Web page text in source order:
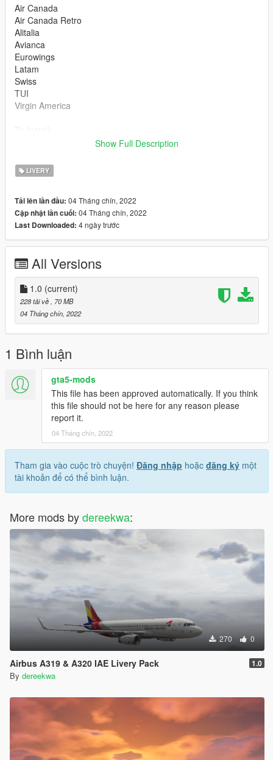
Air Canada
Air Canada Retro
Alitalia
Avianca
Eurowings
Latam
Swiss
TUI
Virgin America
Rename a319_sign_(airline).png to a320v2_sign_(number
an existing livery using OpenIV.
https://www.gta5-mods.com/vehicles/airbus-a319-111-a319neo
Show Full Description
LIVERY
Tải lên lần đầu: 04 Tháng chín, 2022
Cập nhật lần cuối: 04 Tháng chín, 2022
Last Downloaded: 4 ngày trước
All Versions
1.0 (current)
228 tải về
, 70 MB
04 Tháng chín, 2022
1 Bình luận
gta5-mods
This file has been approved automatically. If you think
this file should not be here for any reason please
report it.
04 Tháng chín, 2022
Tham gia vào cuộc trò chuyện! Đăng nhập hoặc đăng ký một
tài khoản để có thể bình luận.
More mods bydereekwa:
270 0
Airbus A319 & A320 IAE Livery Pack 1.0
By dereekwa